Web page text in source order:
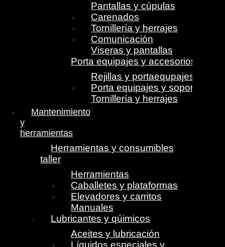
Pantallas y cúpulas
Carenados
Tornillería y herrajes
Comunicación
Viseras y pantallas
Porta equipajes y accesorios
Rejillas y portaequpajes
Porta equipajes y soportes
Tornillería y herrajes
Mantenimiento
y
herramientas
Herramientas y consumibles
taller
Herramientas
Caballetes y plataformas
Elevadores y carritos
Manuales
Lubricantes y qúimicos
Aceites y lubricación
Líquidos especiales y